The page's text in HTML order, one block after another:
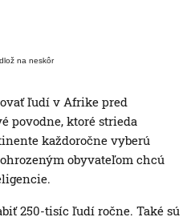
na neskôr
ľudí v Afrike pred
povodne, ktoré strieda
každoročne vyberú
obyvateľom chcú
250-tisíc ľudí ročne. Také sú